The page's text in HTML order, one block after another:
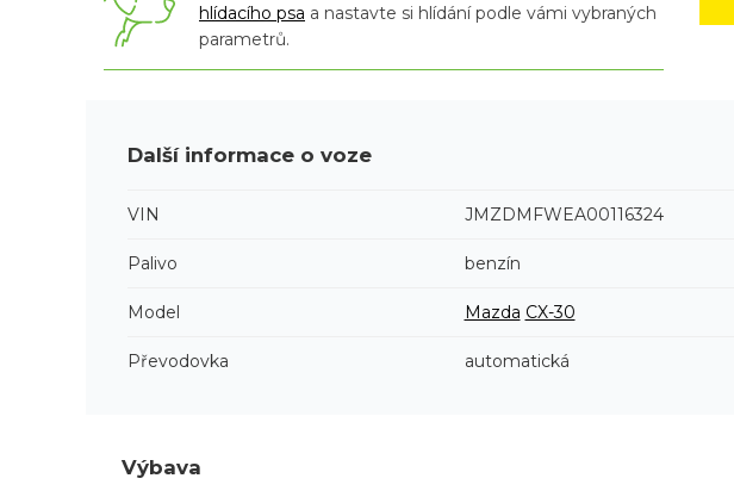
hlídacího psa a nastavte si hlídání podle vámi vybraných
parametrů.
Další informace o voze
VIN JMZDMFWEA00116324
Palivo benzín
Model Mazda CX-30
Převodovka automatická
Výbava